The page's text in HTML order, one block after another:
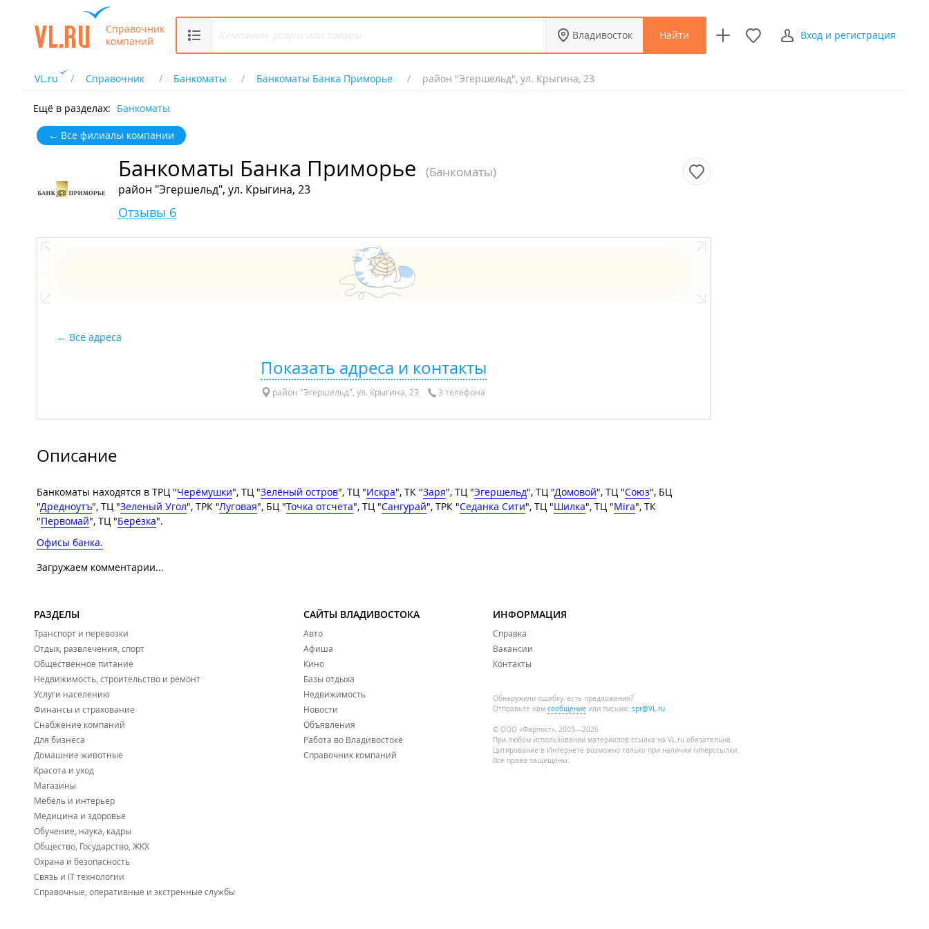
Справочник
компаний
Владивосток Найти Вход и регистрация
VL.ru Справочник Банкоматы Банкоматы Банка Приморье район "Эгершельд", ул. Крыгина, 23
Ещё в разделах: Банкоматы
← Все филиалы компании
Банкоматы Банка Приморье (Банкоматы)
район "Эгершельд", ул. Крыгина, 23
Отзывы 6
Все адреса
Показать адреса и контакты
район "Эгершельд", ул. Крыгина, 23 3 телефона
Описание
Банкоматы находятся в ТРЦ "Черёмушки", ТЦ "Зелёный остров", ТЦ "Искра", ТК "Заря", ТЦ "Эгершельд", ТЦ "Домовой", ТЦ "Союз", БЦ
"Дредноутъ", ТЦ "Зеленый Угол", ТРК "Луговая", БЦ "Точка отсчета", ТЦ "Сангурай", ТРК "Седанка Сити", ТЦ "Шилка", ТЦ "Mira", ТК
"Первомай", ТЦ "Берёзка".
Офисы банка.
Загружаем комментарии...
РАЗДЕЛЫ
Транспорт и перевозки
Отдых, развлечения, спорт
Общественное питание
Недвижимость, строительство и ремонт
Услуги населению
Финансы и страхование
Снабжение компаний
Для бизнеса
Домашние животные
Красота и уход
Магазины
Мебель и интерьер
Медицина и здоровье
Обучение, наука, кадры
Общество, Государство, ЖКХ
Охрана и безопасность
Связь и IT технологии
Справочные, оперативные и экстренные службы
САЙТЫ ВЛАДИВОСТОКА
Авто
Афиша
Кино
Базы отдыха
Недвижимость
Новости
Объявления
Работа во Владивостоке
Справочник компаний
ИНФОРМАЦИЯ
Справка
Вакансии
Контакты
Обнаружили ошибку, есть предложения?
Отправьте нам сообщение или письмо: spr@VL.ru
© ООО «Фарпост», 2003—2026
При любом использовании материалов ссылка на VL.ru обязательна.
Цитирование в Интернете возможно только при наличии гиперссылки.
Все права защищены.